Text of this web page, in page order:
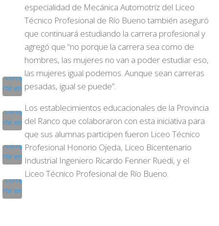
especialidad de Mecánica Automotríz del Liceo
Técnico Profesional de Río Bueno también aseguró
que continuará estudiando la carrera profesional y
agregó que “no porque la carrera sea como de
hombres, las mujeres no van a poder estudiar eso,
las mujeres igual podemos. Aunque sean carreras
pesadas, igual se puede”.
Los establecimientos educacionales de la Provincia
del Ranco que colaboraron con esta iniciativa para
que sus alumnas participen fueron Liceo Técnico
Profesional Honorio Ojeda, Liceo Bicentenario
Industrial Ingeniero Ricardo Fenner Ruedi, y el
Liceo Técnico Profesional de Río Bueno.